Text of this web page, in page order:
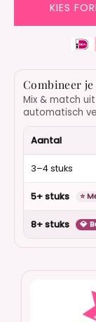
KIES
Combineer
Mix & match
automatisch
Aantal
3–4 stuks
5+ stuks ⭐
8+ stuks 💎